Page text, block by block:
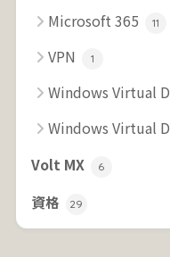
Microsoft 365 11
VPN 1
Windows Virtual
Windows Virtual
Volt MX 6
資格 29